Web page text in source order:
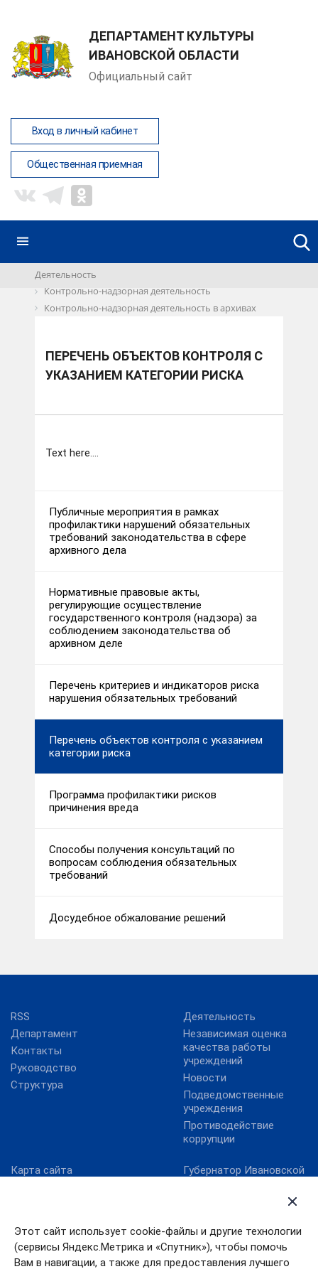
ДЕПАРТАМЕНТ КУЛЬТУРЫ
ИВАНОВСКОЙ ОБЛАСТИ
Официальный сайт
Вход в личный кабинет
Общественная приемная
Этот сайт использует cookie-файлы и другие технологии
(сервисы Яндекс.Метрика и «Спутник»), чтобы помочь
Вам в навигации, а также для предоставления лучшего
Деятельность
Контрольно-надзорная деятельность
Контрольно-надзорная деятельность в архивах
ПЕРЕЧЕНЬ ОБЪЕКТОВ КОНТРОЛЯ С
УКАЗАНИЕМ КАТЕГОРИИ РИСКА
Text here....
Публичные мероприятия в рамках
профилактики нарушений обязательных
требований законодательства в сфере
архивного дела
Нормативные правовые акты,
регулирующие осуществление
государственного контроля (надзора) за
соблюдением законодательства об
архивном деле
Перечень критериев и индикаторов риска
нарушения обязательных требований
Перечень объектов контроля с указанием
категории риска
Программа профилактики рисков
причинения вреда
Способы получения консультаций по
вопросам соблюдения обязательных
требований
Досудебное обжалование решений
RSS
Департамент
Контакты
Руководство
Структура
Деятельность
Независимая оценка
качества работы
учреждений
Новости
Подведомственные
учреждения
Противодействие
коррупции
Карта сайта
Официальный сайт Года
российского кино
Правовой портал в
Губернатор Ивановской
Правительство РФ
Президент РФ